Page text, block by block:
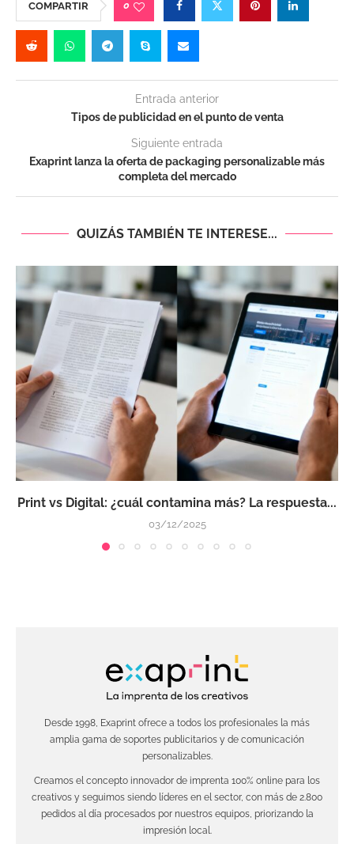
COMPARTIR 0
Entrada anterior
Tipos de publicidad en el punto de venta
Siguiente entrada
Exaprint lanza la oferta de packaging personalizable más
completa del mercado
QUIZÁS TAMBIÉN TE INTERESE...
Print vs Digital: ¿cuál contamina más? La respuesta...
03/12/2025
Desde 1998, Exaprint ofrece a todos los profesionales la más
amplia gama de soportes publicitarios y de comunicación
personalizables.
Creamos el concepto innovador de imprenta 100% online para los
creativos y seguimos siendo líderes en el sector, con más de 2.800
pedidos al día procesados por nuestros equipos, priorizando la
impresión local.